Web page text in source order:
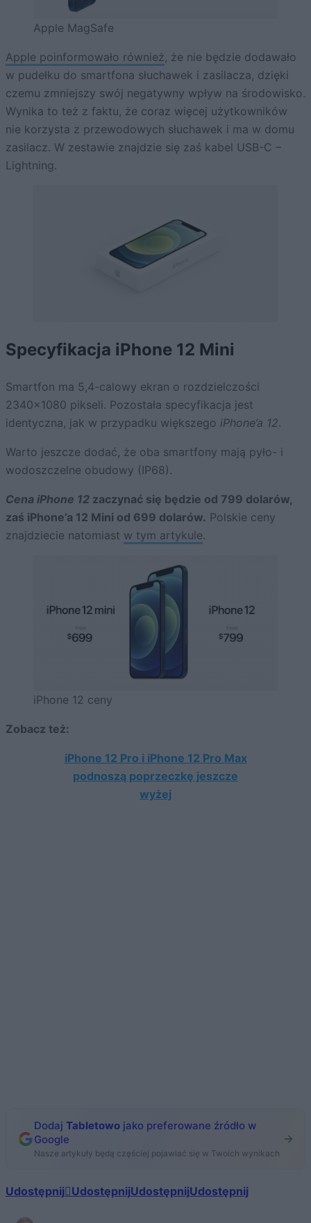
Apple MagSafe
Apple poinformowało również , że nie będzie dodawało
w pudełku do smartfona słuchawek i zasilacza, dzięki
czemu zmniejszy swój negatywny wpływ na środowisko.
Wynika to też z faktu, że coraz więcej użytkowników
nie korzysta z przewodowych słuchawek i ma w domu
zasilacz. W zestawie znajdzie się zaś kabel USB-C –
Lightning.
Specyfikacja iPhone 12 Mini
Smartfon ma 5,4-calowy ekran o rozdzielczości
2340×1080 pikseli. Pozostała specyfikacja jest
identyczna, jak w przypadku większego iPhone’a 12.
Warto jeszcze dodać, że oba smartfony mają pyło- i
wodoszczelne obudowy (IP68).
Cena iPhone 12 zaczynać się będzie od 799 dolarów,
zaś iPhone’a 12 Mini od 699 dolarów. Polskie ceny
znajdziecie natomiast w tym artykule.
iPhone 12 ceny
Zobacz też:
iPhone 12 Pro i iPhone 12 Pro Max
podnoszą poprzeczkę jeszcze
wyżej
Dodaj Tabletowo jako preferowane źródło w
Google
Nasze artykuły będą częściej pojawiać się w Twoich wynikach
Udostępnij UdostępnijUdostępnijUdostępnij